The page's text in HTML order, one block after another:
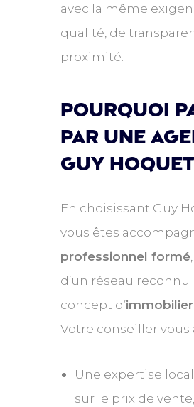
avec la même
qualité, de
proximité.
Pourquoi
par une
Guy hoquet
En choisissant Guy
vous êtes
professionnel formé
d’un réseau reconnu
concept d’
Votre conseiller vous
Une expertise
sur le prix de vente,